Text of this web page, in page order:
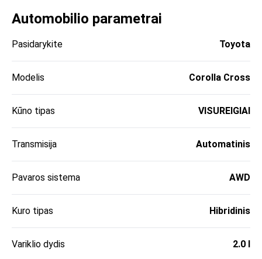
Automobilio parametrai
Pasidarykite Toyota
Modelis Corolla Cross
Kūno tipas VISUREIGIAI
Transmisija Automatinis
Pavaros sistema AWD
Kuro tipas Hibridinis
Variklio dydis 2.0 l